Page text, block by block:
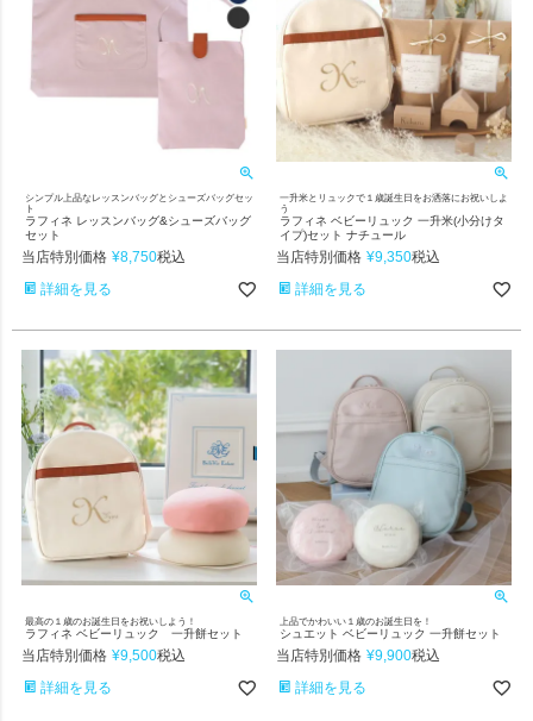
シンプル上品なレッスンバッグとシューズバッグセッ
ト
ラフィネ レッスンバッグ&シューズバッグ
セット
当店特別価格 ¥8,750税込
詳細を見る
一升米とリュックで１歳誕生日をお洒落にお祝いしよ
う
ラフィネ ベビーリュック 一升米(小分けタ
イプ)セット ナチュール
当店特別価格 ¥9,350税込
詳細を見る
最高の１歳のお誕生日をお祝いしよう！
ラフィネ ベビーリュック 一升餅セット
当店特別価格 ¥9,500税込
詳細を見る
上品でかわいい１歳のお誕生日を！
シュエット ベビーリュック 一升餅セット
当店特別価格 ¥9,900税込
詳細を見る